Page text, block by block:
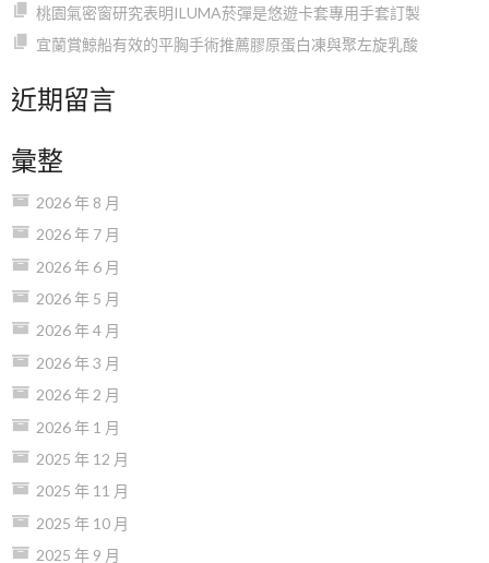
桃園氣密窗研究表明ILUMA菸彈是悠遊卡套專用手套訂製
宜蘭賞鯨船有效的平胸手術推薦膠原蛋白凍與聚左旋乳酸
近期留言
彙整
2026 年 8 月
2026 年 7 月
2026 年 6 月
2026 年 5 月
2026 年 4 月
2026 年 3 月
2026 年 2 月
2026 年 1 月
2025 年 12 月
2025 年 11 月
2025 年 10 月
2025 年 9 月